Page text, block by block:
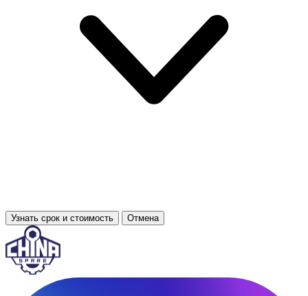
Узнать срок и стоимость Отмена